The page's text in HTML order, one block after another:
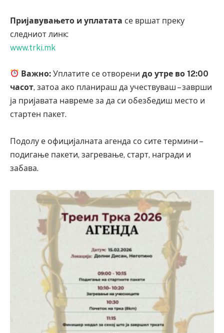
Пријавувањето и уплатата се вршат преку
следниот линк:
www.trki.mk
Важно: Уплатите се отворенидо утре во 12:00
часот, затоа ако планираш да учествуваш – заврши
ја пријавата навреме за да си обезбедиш место и
стартен пакет.
Подолу е официјалната агенда со сите термини –
подигање пакети, загревање, старт, награди и
забава.